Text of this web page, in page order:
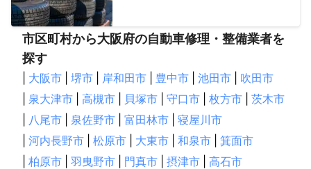
市区町村から大阪府の自動車修理・整備業者を
探す
大阪市 堺市 岸和田市 豊中市 池田市
吹田市
泉大津市 高槻市 貝塚市 守口市 枚方市
茨木市
八尾市 泉佐野市 富田林市
寝屋川市
河内長野市 松原市 大東市 和泉市
箕面市
柏原市 羽曳野市 門真市 摂津市
高石市